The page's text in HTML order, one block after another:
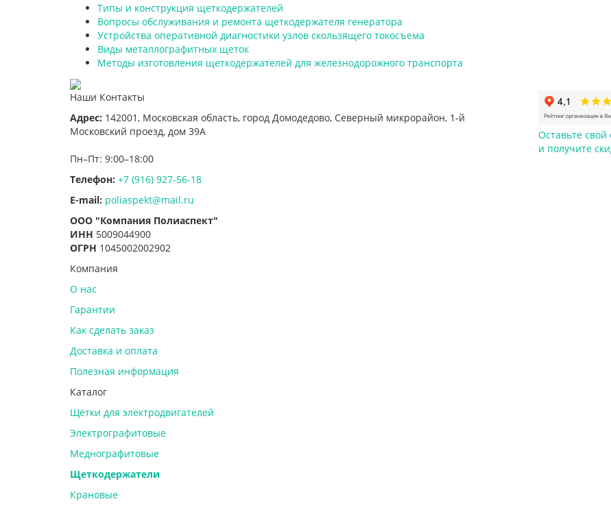
Типы и конструкция щеткодержателей
Вопросы обслуживания и ремонта щеткодержателя генератора
Устройства оперативной диагностики узлов скользящего токосъема
Виды металлографитных щеток
Методы изготовления щеткодержателей для железнодорожного транспорта
Наши Контакты
Адрес: 142001, Московская область, город Домодедово, Северный микрорайон, 1-й
Московский проезд, дом 39А
Пн–Пт: 9:00–18:00
Телефон: +7 (916) 927-56-18
E-mail: poliaspekt@mail.ru
ООО "Компания Полиаспект"
ИНН 5009044900
ОГРН 1045002002902
Компания
О нас
Гарантии
Как сделать заказ
Доставка и оплата
Полезная информация
Каталог
Щётки для электродвигателей
Электрографитовые
Меднографитовые
Щеткодержатели
Крановые
Оставьте свой
и получите